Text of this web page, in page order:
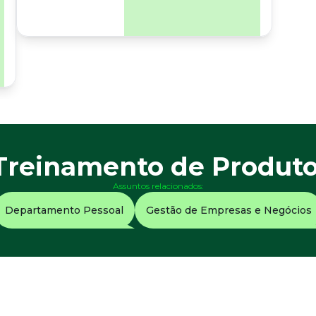
de
Assuntos relacionados:
Departamento Pessoal Gestão de Empresas e Negócios